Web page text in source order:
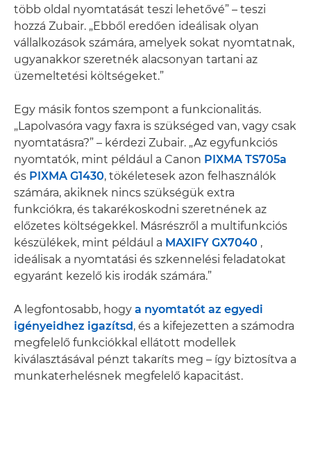
több oldal nyomtatását teszi lehetővé” – teszi
hozzá Zubair. „Ebből eredően ideálisak olyan
vállalkozások számára, amelyek sokat nyomtatnak,
ugyanakkor szeretnék alacsonyan tartani az
üzemeltetési költségeket.”
Egy másik fontos szempont a funkcionalitás.
„Lapolvasóra vagy faxra is szükséged van, vagy csak
nyomtatásra?” – kérdezi Zubair. „Az egyfunkciós
nyomtatók, mint például a Canon PIXMA TS705a
és PIXMA G1430, tökéletesek azon felhasználók
számára, akiknek nincs szükségük extra
funkciókra, és takarékoskodni szeretnének az
előzetes költségekkel. Másrészről a multifunkciós
készülékek, mint például a MAXIFY GX7040 ,
ideálisak a nyomtatási és szkennelési feladatokat
egyaránt kezelő kis irodák számára.”
A legfontosabb, hogy a nyomtatót az egyedi
igényeidhez igazítsd, és a kifejezetten a számodra
megfelelő funkciókkal ellátott modellek
kiválasztásával pénzt takaríts meg – így biztosítva a
munkaterhelésnek megfelelő kapacitást.